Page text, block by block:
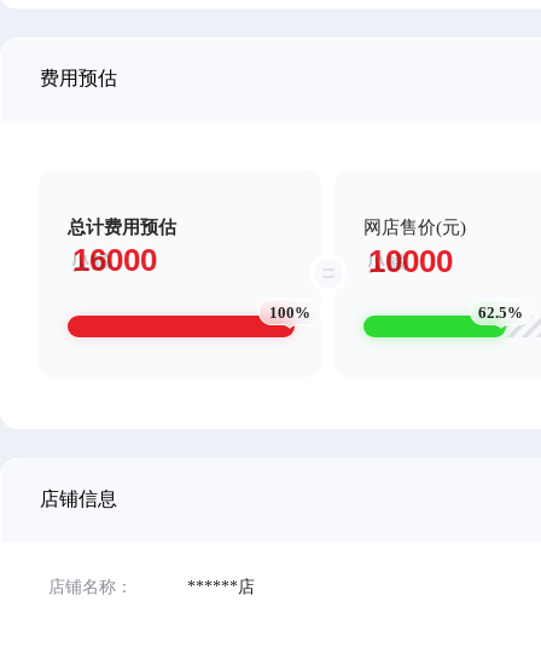
费用预估
总计费用预估
100%
网店售价(元)
62.5%
店铺信息
店铺名称： ******店